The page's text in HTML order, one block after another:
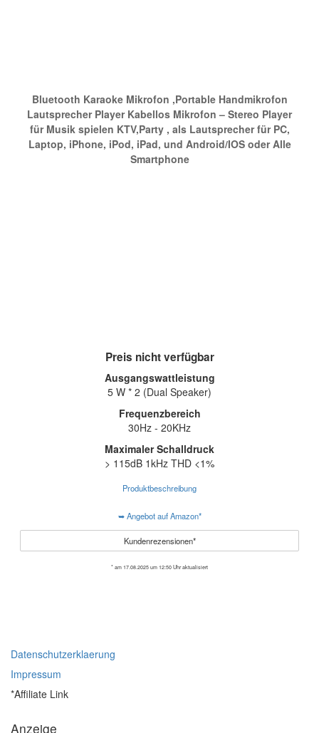
Bluetooth Karaoke Mikrofon ,Portable Handmikrofon
Lautsprecher Player Kabellos Mikrofon – Stereo Player
für Musik spielen KTV,Party , als Lautsprecher für PC,
Laptop, iPhone, iPod, iPad, und Android/IOS oder Alle
Smartphone
Preis nicht verfügbar
Ausgangswattleistung
5 W * 2 (Dual Speaker)
Frequenzbereich
30Hz - 20KHz
Maximaler Schalldruck
> 115dB 1kHz THD <1%
Produktbeschreibung
➥ Angebot auf Amazon*
Kundenrezensionen*
* am 17.08.2025 um 12:50 Uhr aktualisiert
Datenschutzerklaerung
Impressum
*Affiliate Link
Anzeige